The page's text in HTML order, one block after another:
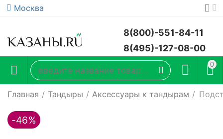
Москва
8(800)-551-84-11
8(495)-127-08-00
0
Главная / Тандыры / Аксессуары к тандырам /